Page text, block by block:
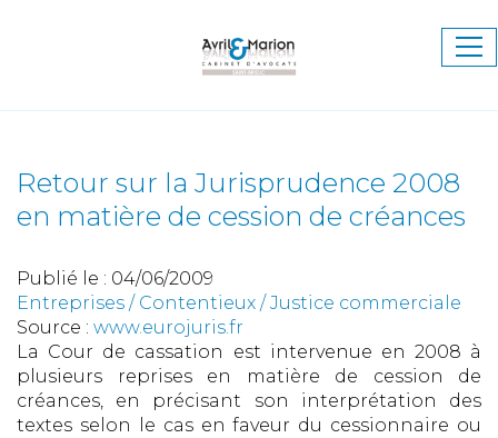
Retour sur la Jurisprudence 2008
en matière de cession de créances
Publié le : 04/06/2009
Entreprises / Contentieux /Justice commerciale
Source : www.eurojuris.fr
La Cour de cassation est intervenue en 2008 à
plusieurs reprises en matière de cession de
créances, en précisant son interprétation des
textes selon le cas en faveur du cessionnaire ou